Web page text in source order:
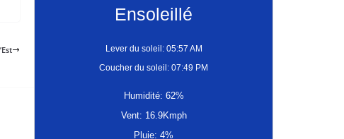
Ensoleillé
Lever du soleil: 05:57 AM
Coucher du soleil: 07:49 PM
Humidité: 62%
Vent: 16.9Kmph
Pluie: 4%